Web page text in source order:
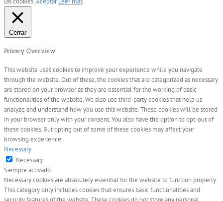
Cerrar
Privacy Overview
This website uses cookies to improve your experience while you navigate
through the website. Out of these, the cookies that are categorized as necessary
are stored on your browser as they are essential for the working of basic
functionalities of the website. We also use third-party cookies that help us
analyze and understand how you use this website. These cookies will be stored
in your browser only with your consent. You also have the option to opt-out of
these cookies. But opting out of some of these cookies may affect your
browsing experience.
Necessary
Necessary
Siempre activado
Necessary cookies are absolutely essential for the website to function properly.
This category only includes cookies that ensures basic functionalities and